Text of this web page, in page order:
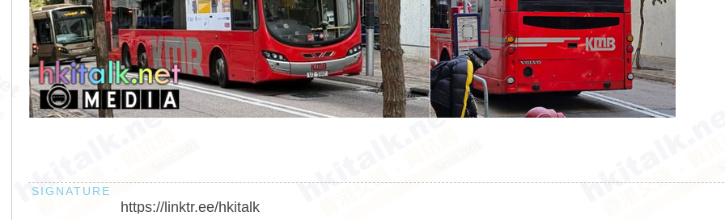
https://linktr.ee/hkitalk